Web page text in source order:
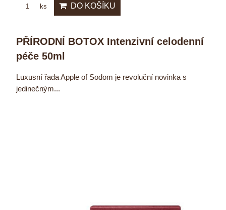
ks DO KOŠÍKU
PŘÍRODNÍ BOTOX Intenzivní celodenní
péče 50ml
Luxusní řada Apple of Sodom je revoluční novinka s
jedinečným...